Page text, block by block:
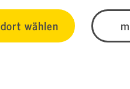
wählen